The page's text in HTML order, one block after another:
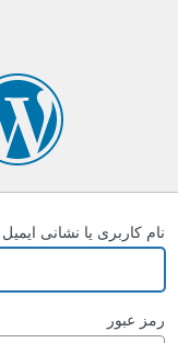
نام کاربری یا نشانی ایمیل
رمز عبور